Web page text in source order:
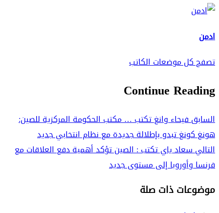
ادمن
تصفح كل موضعات الكاتب
Continue Reading
السابقفيحاء وانغ تكتب … مكتب الحكومة المركزية للصين:
هونغ كونغ تبدو بإطلالة جديدة مع نظام انتخابي جديد
التاليسعاد ياي تكتب : الصين تؤكد أهمية دفع العلاقات مع
فرنسا وأوروبا إلى مستوى جديد
موضوعات ذات صلة